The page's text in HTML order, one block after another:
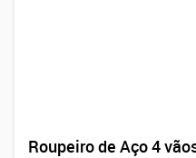
Roupeiro de Aço 4